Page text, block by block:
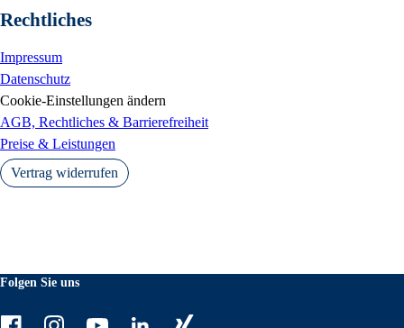
Rechtliches
Impressum
Datenschutz
Cookie-Einstellungen ändern
AGB, Rechtliches & Barrierefreiheit
Preise & Leistungen
Vertrag widerrufen
Folgen Sie uns
FacebookInstagramYoutube LinkedIn